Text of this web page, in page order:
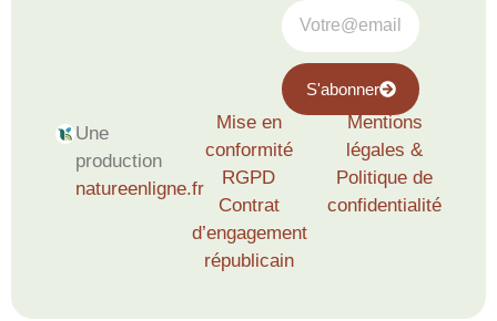
S'abonner
Une
production
natureenligne.fr
Mise en
conformité
RGPD
Contrat
d’engagement
républicain
Mentions
légales &
Politique de
confidentialité